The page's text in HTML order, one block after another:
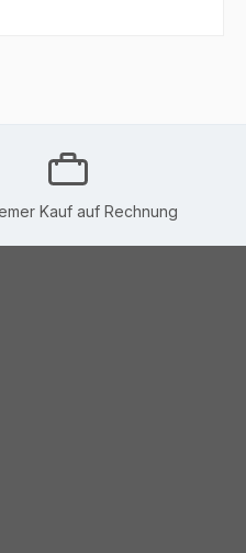
Kauf auf Rechnung